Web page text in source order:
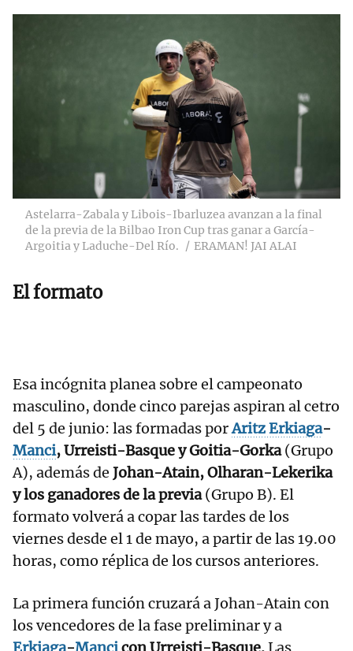
Astelarra-Zabala y Libois-Ibarluzea avanzan a la final
de la previa de la Bilbao Iron Cup tras ganar a García-
Argoitia y Laduche-Del Río.
ERAMAN! JAI ALAI
El formato
Esa incógnita planea sobre el campeonato
masculino, donde cinco parejas aspiran al cetro
del 5 de junio: las formadas porAritz Erkiaga-
Manci, Urreisti-Basque y Goitia-Gorka(Grupo
A), además de Johan-Atain, Olharan-Lekerika
y los ganadores de la previa(Grupo B). El
formato volverá a copar las tardes de los
viernes desde el 1 de mayo, a partir de las 19.00
horas, como réplica de los cursos anteriores.
La primera función cruzará a Johan-Atain con
los vencedores de la fase preliminar y a